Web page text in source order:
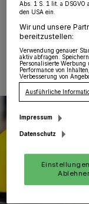
Abs. 1 S. 1 lit. a DSGVO
den USA ein.
Wir und unsere
bereitzustellen:
Verwendung genauer
aktiv abfragen.
Personalisierte
Performance von
Verbesserung von
Ausführliche
Impressum
Datenschutz